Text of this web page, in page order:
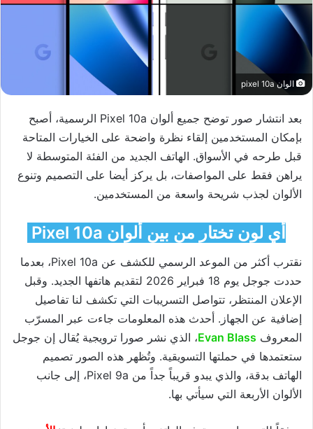
الوان pixel 10a
بعد انتشار صور توضح جميع ألوان Pixel 10a الرسمية، أصبح
بإمكان المستخدمين إلقاء نظرة واضحة على الخيارات المتاحة
قبل طرحه في الأسواق. الهاتف الجديد من الفئة المتوسطة لا
يراهن فقط على المواصفات، بل يركز أيضا على التصميم وتنوع
الألوان لجذب شريحة واسعة من المستخدمين.
أي لون تختار من بين ألوان Pixel 10a
نقترب أكثر من الموعد الرسمي للكشف عن Pixel 10a، بعدما
حددت جوجل يوم 18 فبراير 2026 لتقديم هاتفها الجديد. وقبل
الإعلان المنتظر، تتواصل التسريبات التي تكشف لنا تفاصيل
إضافية عن الجهاز. أحدث هذه المعلومات جاءت عبر المسرّب
المعروف Evan Blass، الذي نشر صورا ترويجية يُقال إن جوجل
ستعتمدها في حملتها التسويقية. وتُظهر هذه الصور تصميم
الهاتف بدقة، والذي يبدو قريباً جداً من Pixel 9a، إلى جانب
الألوان الأربعة التي سيأتي بها.